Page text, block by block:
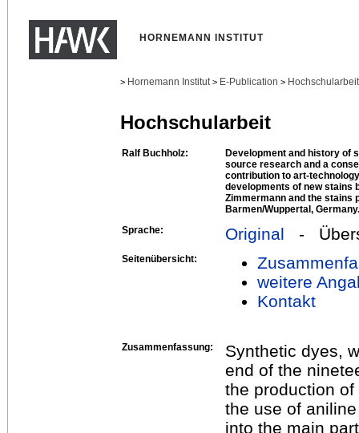
HORNEMANN INSTITUT
> Hornemann Institut > E-Publication >
Hochschularbeit
Ralf Buchholz:
Development and history of
source research and a
contribution to art-
developments of new stains
Zimmermann and the stains
Barmen/Wuppertal, Germany.
Sprache:
Original -
Seitenübersicht:
weitere
Kontakt
Zusammenfassung:
Synthetic dyes,
end of the
the production
the use of
into the main